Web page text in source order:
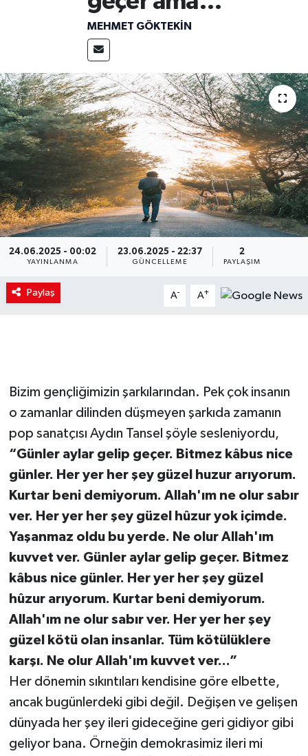
MEHMET GÖKTEKIN
24.06.2025 - 00:02
YAYINLANMA
23.06.2025 - 22:37
GÜNCELLEME
2
PAYLAŞIM
Paylaş A- A+
Bizim gençliğimizin şarkılarından. Pek çok insanın
o zamanlar dilinden düşmeyen şarkıda zamanın
pop sanatçısı Aydın Tansel şöyle sesleniyordu,
“Günler aylar gelip geçer. Bitmez kâbus nice
günler. Her yer her şey güzel huzur arıyorum.
Kurtar beni demiyorum. Allah'ım ne olur sabır
ver. Her yer her şey güzel hûzur yok içimde.
Yaşanmaz oldu bu yerde. Ne olur Allah'ım
kuvvet ver. Günler aylar gelip geçer. Bitmez
kâbus nice günler. Her yer her şey güzel
hûzur arıyorum. Kurtar beni demiyorum.
Allah'ım ne olur sabır ver. Her yer her şey
güzel kötü olan insanlar. Tüm kötülüklere
karşı. Ne olur Allah'ım kuvvet ver...”
Her dönemin sıkıntıları kendisine göre elbette,
ancak bugünlerdeki gibi değil. Değişen ve gelişen
dünyada her şey ileri gideceğine geri gidiyor gibi
geliyor bana. Örneğin demokrasimiz ileri mi